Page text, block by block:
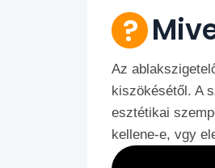
Az
kiszökésétől. A
esztétikai
kellene-e, vgy